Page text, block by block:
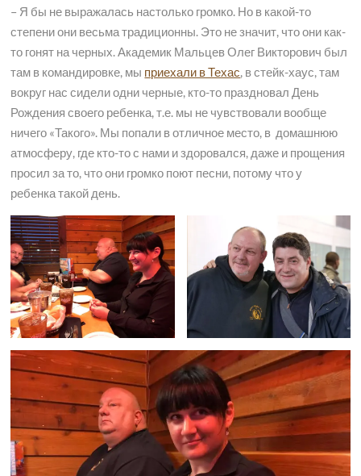
– Я бы не выражалась настолько громко. Но в какой-то
степени они весьма традиционны. Это не значит, что они как-
то гонят на черных. Академик Мальцев Олег Викторович был
там в командировке, мы приехали в Техас, в стейк-хаус, там
вокруг нас сидели одни черные, кто-то праздновал День
Рождения своего ребенка, т.е. мы не чувствовали вообще
ничего «Такого». Мы попали в отличное место, в домашнюю
атмосферу, где кто-то с нами и здоровался, даже и прощения
просил за то, что они громко поют песни, потому что у
ребенка такой день.